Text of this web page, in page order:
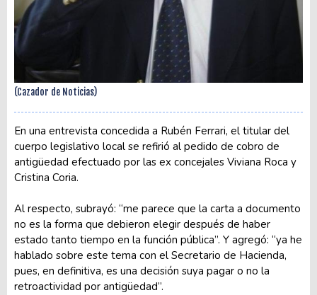
(Cazador de Noticias)
En una entrevista concedida a Rubén Ferrari, el titular del
cuerpo legislativo local se refirió al pedido de cobro de
antigüedad efectuado por las ex concejales Viviana Roca y
Cristina Coria.
Al respecto, subrayó: “me parece que la carta a documento
no es la forma que debieron elegir después de haber
estado tanto tiempo en la función pública”. Y agregó: “ya he
hablado sobre este tema con el Secretario de Hacienda,
pues, en definitiva, es una decisión suya pagar o no la
retroactividad por antigüedad”.